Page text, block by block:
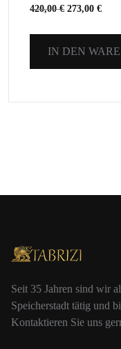
420,00€ 273,00 €
IN DEN
Seit 35 Jahren sind wir
Speicherstadt tätig und
Kontaktieren Sie uns